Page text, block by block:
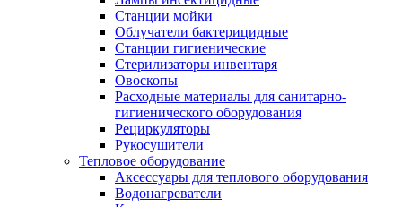
Станции мойки
Облучатели бактерицидные
Станции гигиенические
Стерилизаторы инвентаря
Овоскопы
Расходные материалы для санитарно-
гигиенического оборудования
Рециркуляторы
Рукосушители
Тепловое оборудование
Аксессуары для теплового оборудования
Водонагреватели